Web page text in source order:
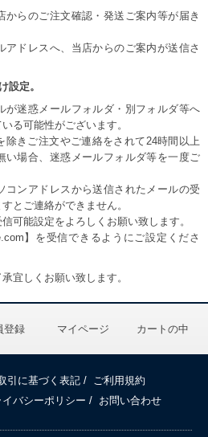
からのご注文確認・発送ご案内等が届き
アドレスへ、当店からのご案内が送信さ
設定。
が迷惑メールフォルダ・別フォルダ等へ
る可能性がございます。
除きご注文やご連絡をされて24時間以上
い場合、迷惑メールフォルダ等を一度ご
コンアドレスから送信されたメールの受
とご連絡ができません。
可能設定をよろしくお願い致します。
】を受信できるようにご設定くださ
宜しくお願い致します。
登録 マイページ カートの中
引に基づく表記 /
ご利用規約
イバシーポリシー / お問い合わせ